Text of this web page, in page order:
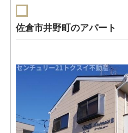
佐倉市井野町のアパート